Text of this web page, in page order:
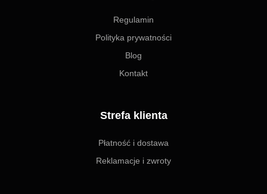
Regulamin
Polityka prywatności
Blog
Kontakt
Strefa klienta
Płatność i dostawa
Reklamacje i zwroty